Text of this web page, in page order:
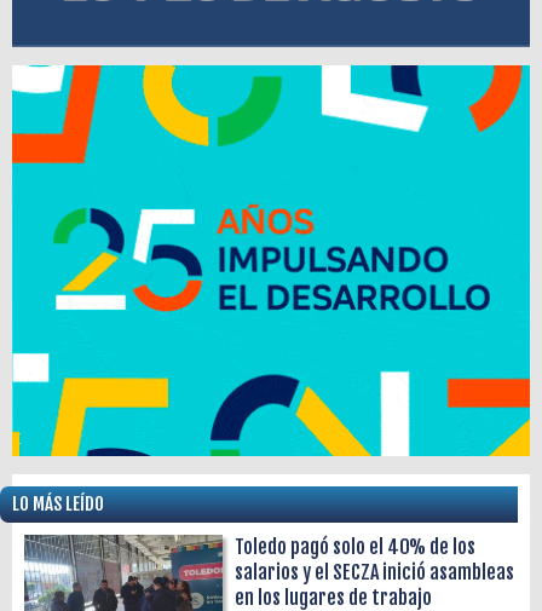
LO MÁS LEÍDO
Toledo pagó solo el 40% de los
salarios y el SECZA inició asambleas
en los lugares de trabajo